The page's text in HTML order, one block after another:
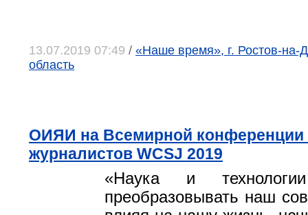
13.07.2019 07:49 / «Наше время», г. Ростов-на-
область
ОИЯИ на Всемирной конференции
журналистов WCSJ 2019
«Наука и
преобразовывать наш